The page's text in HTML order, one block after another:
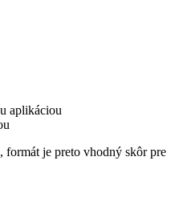
aplikáciou
je preto vhodný skôr pre